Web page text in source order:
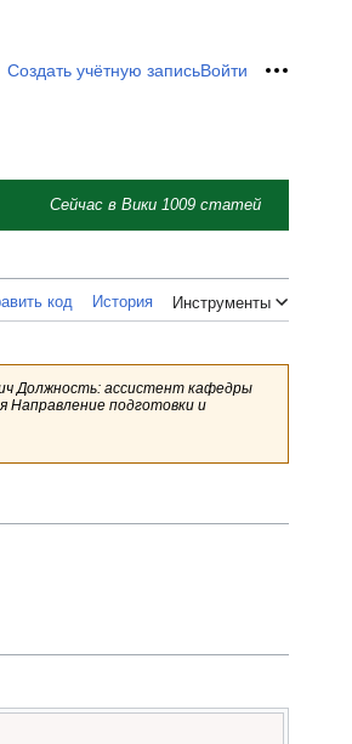
Создать учётную записьВойти
Сейчас в Вики 1009 статей
код История Инструменты
Должность: ассистент кафедры
Направление подготовки и